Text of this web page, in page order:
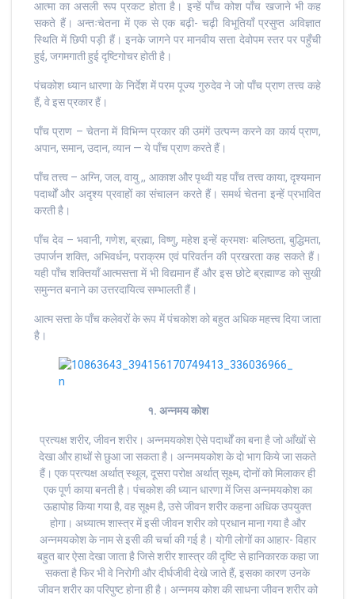
आत्मा का असली रूप प्रकट होता है। इन्हें पाँच कोश पाँच खजाने भी कह
सकते हैं। अन्तःचेतना में एक से एक बढ़ी- चढ़ी विभूतियाँ प्रसुप्त अविज्ञात
स्थिति में छिपी पड़ी हैं। इनके जागने पर मानवीय सत्ता देवोपम स्तर पर पहुँची
हुई, जगमगाती हुई दृष्टिगोचर होती है।
पंचकोश ध्यान धारणा के निर्देश में परम पूज्य गुरुदेव ने जो पाँच प्राण तत्त्व कहे
हैं, वे इस प्रकार हैं।
पाँच प्राण – चेतना में विभिन्न प्रकार की उमंगें उत्पन्न करने का कार्य प्राण,
अपान, समान, उदान, व्यान — ये पाँच प्राण करते हैं।
पाँच तत्त्व – अग्नि, जल, वायु ,, आकाश और पृथ्वी यह पाँच तत्त्व काया, दृश्यमान
पदार्थों और अदृश्य प्रवाहों का संचालन करते हैं। समर्थ चेतना इन्हें प्रभावित
करती है।
पाँच देव – भवानी, गणेश, ब्रह्मा, विष्णु, महेश इन्हें क्रमशः बलिष्ठता, बुद्धिमता,
उपार्जन शक्ति, अभिवर्धन, पराक्रम एवं परिवर्तन की प्रखरता कह सकते हैं।
यही पाँच शक्तियाँ आत्मसत्ता में भी विद्यमान हैं और इस छोटे ब्रह्माण्ड को सुखी
समुन्नत बनाने का उत्तरदायित्व सम्भालती हैं।
आत्म सत्ता के पाँच कलेवरों के रूप में पंचकोश को बहुत अधिक महत्त्व दिया जाता
है।
१. अन्नमय कोश
प्रत्यक्ष शरीर, जीवन शरीर। अन्नमयकोश ऐसे पदार्थों का बना है जो आँखों से
देखा और हाथों से छुआ जा सकता है। अन्नमयकोश के दो भाग किये जा सकते
हैं। एक प्रत्यक्ष अर्थात् स्थूल, दूसरा परोक्ष अर्थात् सूक्ष्म, दोनों को मिलाकर ही
एक पूर्ण काया बनती है। पंचकोश की ध्यान धारणा में जिस अन्नमयकोश का
ऊहापोह किया गया है, वह सूक्ष्म है, उसे जीवन शरीर कहना अधिक उपयुक्त
होगा। अध्यात्म शास्त्र में इसी जीवन शरीर को प्रधान माना गया है और
अन्नमयकोश के नाम से इसी की चर्चा की गई है। योगी लोगों का आहार- विहार
बहुत बार ऐसा देखा जाता है जिसे शरीर शास्त्र की दृष्टि से हानिकारक कहा जा
सकता है फिर भी वे निरोगी और दीर्घजीवी देखे जाते हैं, इसका कारण उनके
जीवन शरीर का परिपुष्ट होना ही है। अन्नमय कोश की साधना जीवन शरीर को